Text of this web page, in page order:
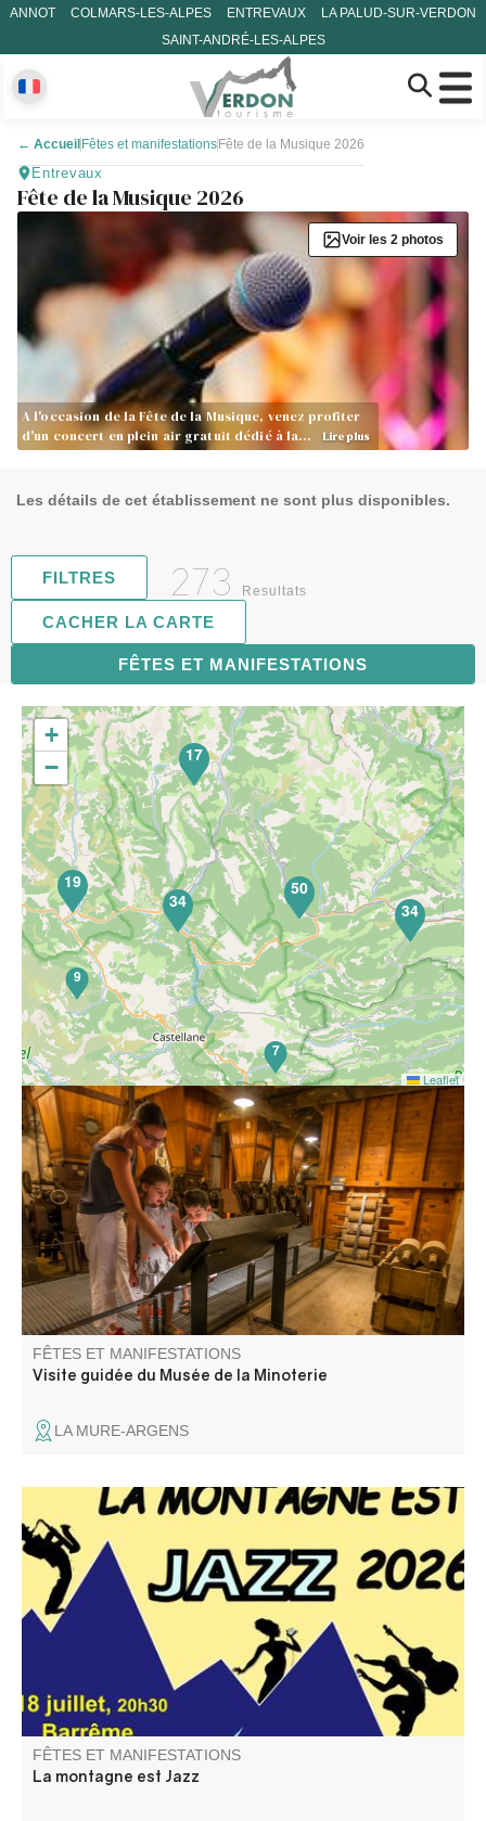
ANNOT COLMARS-LES-ALPES ENTREVAUX
LA PALUD-SUR-VERDON
SAINT-ANDRÉ-LES-ALPES
← Accueil Fêtes et manifestations Fête de la Musique 2026
Entrevaux
Fête de la Musique 2026
A l'occasion de la Fête de la Musique, venez profiter
d'un concert en plein air gratuit dédié à la…
Lire plus
Voir les 2 photos
Les détails de cet établissement ne sont plus disponibles.
FILTRES 273 Resultats
FÊTES ET MANIFESTATIONS
CACHER LA CARTE
Suivez le guide : le dédale de cette machinerie qui
fonctionna dès 1902 pour transformer le blé en farine
n’aura plus de secrets pour vous ! Histoire du site et
précisions techniques vous permettront de mieux
comprendre l’imbrication de ces machines.
FÊTES ET MANIFESTATIONS
Visite guidée du Musée de la Minoterie
LA MURE-ARGENS
La 5ème édition du Festival La Montagne est Jazz se
déroule dans quatre villages des vallées de l'Asse et du
Moyen Verdon.
FÊTES ET MANIFESTATIONS
La montagne est Jazz
7
9
19
34
50
34
17
71
+
−
Leaflet